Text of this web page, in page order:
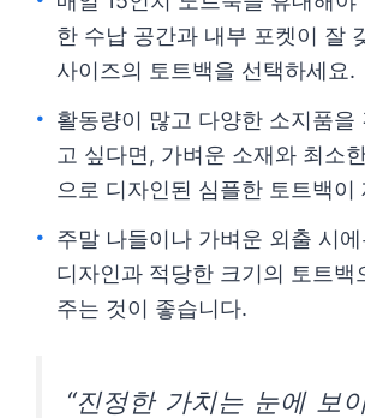
한 수납 공간과 내부 포켓이 잘
사이즈의 토트백을 선택하세요.
활동량이 많고 다양한 소지품을
고 싶다면, 가벼운 소재와 최소
으로 디자인된 심플한 토트백이
주말 나들이나 가벼운 외출 시
디자인과 적당한 크기의 토트백
주는 것이 좋습니다.
“진정한 가치는 눈에 보